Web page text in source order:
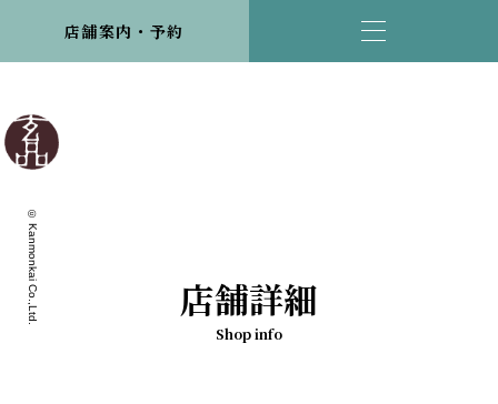
店舗案内・予約
© Kanmonkai Co.,Ltd. 店舗詳細
Shop info